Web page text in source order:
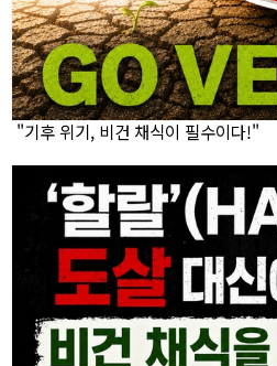
"기후 위기, 비건 채식이 필수이다!"